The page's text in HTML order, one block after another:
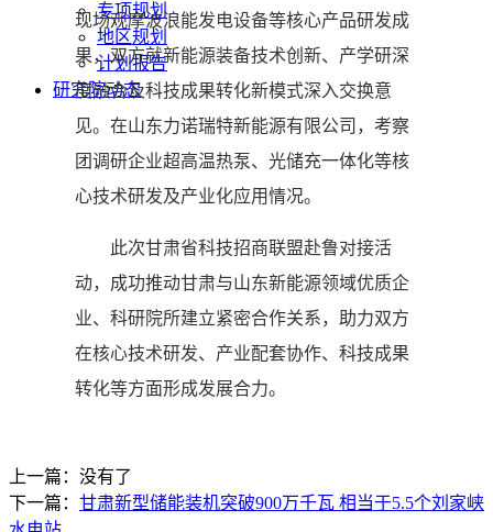
专项规划
地区规划
计划报告
研究院动态
现场观摩波浪能发电设备等核心产品研发成
果，双方就新能源装备技术创新、产学研深
度融合及科技成果转化新模式深入交换意
见。在山东力诺瑞特新能源有限公司，考察
团调研企业超高温热泵、光储充一体化等核
心技术研发及产业化应用情况。
此次甘肃省科技招商联盟赴鲁对接活
动，成功推动甘肃与山东新能源领域优质企
业、科研院所建立紧密合作关系，助力双方
在核心技术研发、产业配套协作、科技成果
转化等方面形成发展合力。
上一篇：没有了
下一篇： 甘肃新型储能装机突破900万千瓦 相当于5.5个刘家峡